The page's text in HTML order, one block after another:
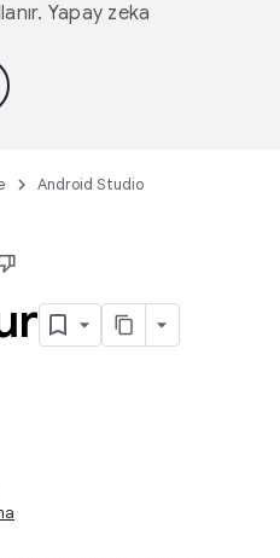
Yapay zeka
Android Studio